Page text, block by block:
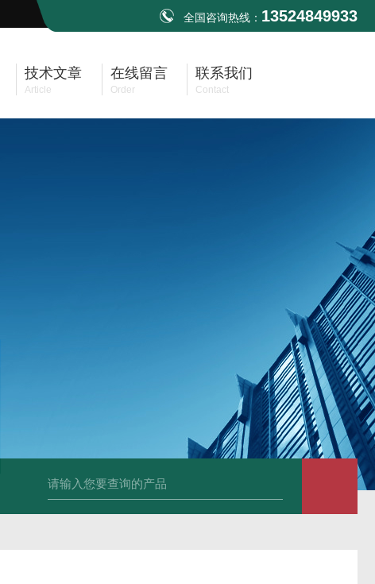
全国咨询热线： 13524849933
技术文章
Article
在线留言
Order
联系我们
Contact
DM50C绝缘电阻测试仪 SLB-II全自动变比测试仪 BY2672数字兆欧表